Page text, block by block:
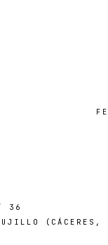
Staaten
36
(CÁCERES,